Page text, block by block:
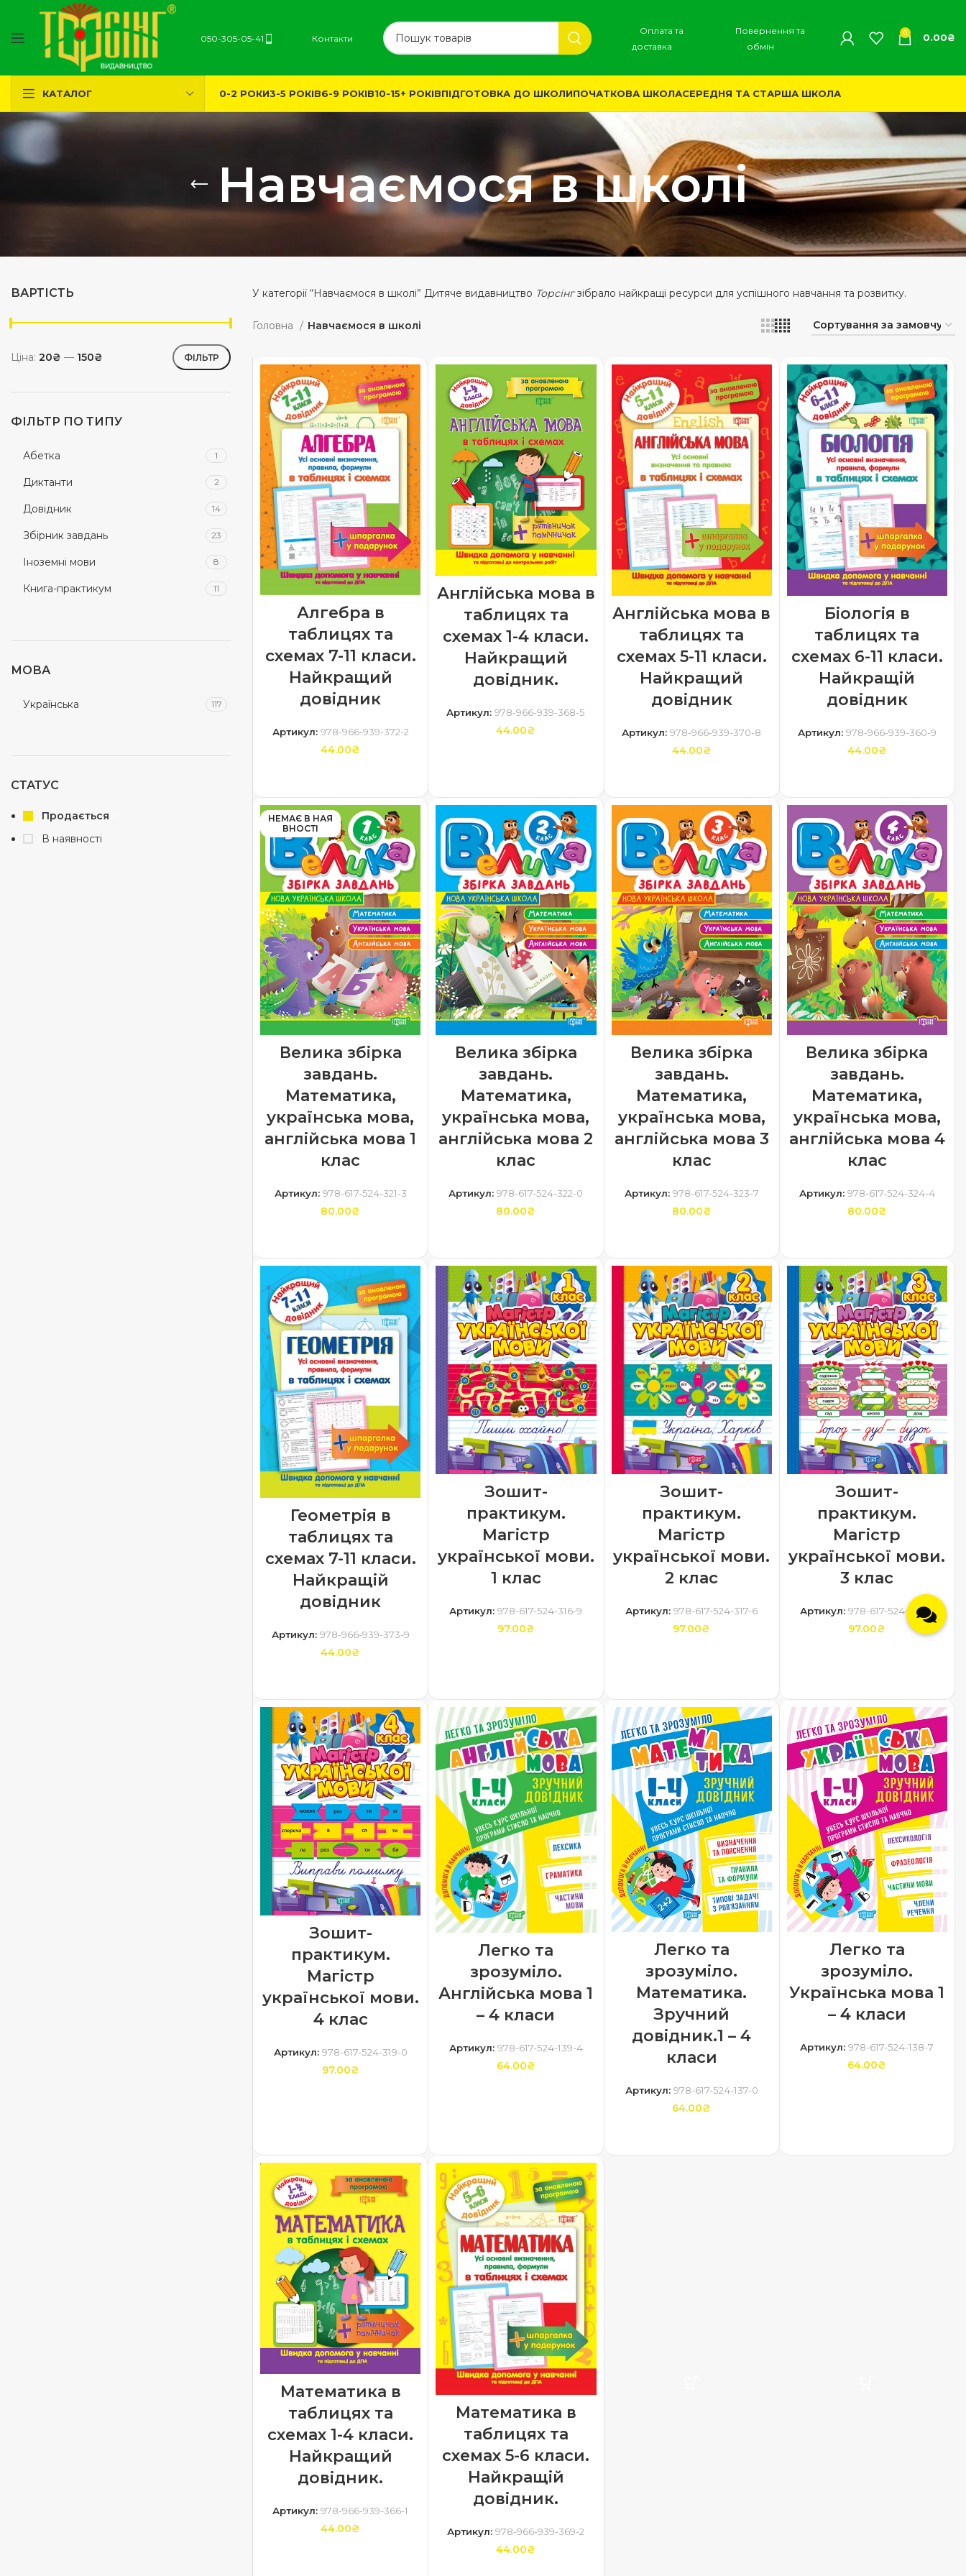
050-305-05-41 Контакти
Оплата та
доставка
Повернення та
обмін
0 0.00₴
КАТАЛОГ 0-2 РОКИ3-5 РОКІВ6-9 РОКІВ10-15+ РОКІВПІДГОТОВКА ДО ШКОЛИПОЧАТКОВА ШКОЛАСЕРЕДНЯ ТА СТАРША ШКОЛА
Навчаємося в школі
ВАРТІСТЬ
ФІЛЬТР
Ціна: 20₴ — 150₴
ФІЛЬТР ПО ТИПУ
Абетка 1
Диктанти 2
Довідник 14
Збірник завдань 23
Іноземні мови 8
Книга-практикум 11
книги з наліпками 1
Математика 1 клас
1
МОВА
Українська 117
СТАТУС
Продається
В наявності
У категорії “Навчаємося в школі” Дитяче видавництво Торсінгзібрало найкращі ресурси для успішного навчання та розвитку.
Головна Навчаємося в школі
Алгебра в
таблицях та
схемах 7-11 класи.
Найкращий
довідник
Артикул: 978-966-939-372-2
44.00₴
Англійська мова в
таблицях та
схемах 1-4 класи.
Найкращий
довідник.
Артикул:978-966-939-368-5
44.00₴
Англійська мова в
таблицях та
схемах 5-11 класи.
Найкращий
довідник
Артикул:978-966-939-370-8
44.00₴
Біологія в
таблицях та
схемах 6-11 класи.
Найкращій
довідник
Артикул: 978-966-939-360-9
44.00₴
НЕМАЄ В НАЯ
ВНОСТІ
Велика збірка
завдань.
Математика,
українська мова,
англійська мова 1
клас
Артикул: 978-617-524-321-3
80.00₴
Велика збірка
завдань.
Математика,
українська мова,
англійська мова 2
клас
Артикул:978-617-524-322-0
80.00₴
Велика збірка
завдань.
Математика,
українська мова,
англійська мова 3
клас
Артикул: 978-617-524-323-7
80.00₴
Велика збірка
завдань.
Математика,
українська мова,
англійська мова 4
клас
Артикул: 978-617-524-324-4
80.00₴
Геометрія в
таблицях та
схемах 7-11 класи.
Найкращій
довідник
Артикул: 978-966-939-373-9
44.00₴
Зошит-
практикум.
Магістр
української мови.
1 клас
Артикул:978-617-524-316-9
97.00₴
Зошит-
практикум.
Магістр
української мови.
2 клас
Артикул:978-617-524-317-6
97.00₴
Зошит-
практикум.
Магістр
української мови.
3 клас
Артикул:978-617-524-318-3
97.00₴
Зошит-
практикум.
Магістр
української мови.
4 клас
Артикул: 978-617-524-319-0
97.00₴
Легко та
зрозуміло.
Англійська мова 1
– 4 класи
Артикул: 978-617-524-139-4
64.00₴
Легко та
зрозуміло.
Математика.
Зручний
довідник.1 – 4
класи
Артикул: 978-617-524-137-0
64.00₴
Легко та
зрозуміло.
Українська мова 1
– 4 класи
Артикул:978-617-524-138-7
64.00₴
Математика в
таблицях та
схемах 1-4 класи.
Найкращий
довідник.
Артикул:978-966-939-366-1
44.00₴
Математика в
таблицях та
схемах 5-6 класи.
Найкращій
довідник.
Артикул:978-966-939-369-2
44.00₴